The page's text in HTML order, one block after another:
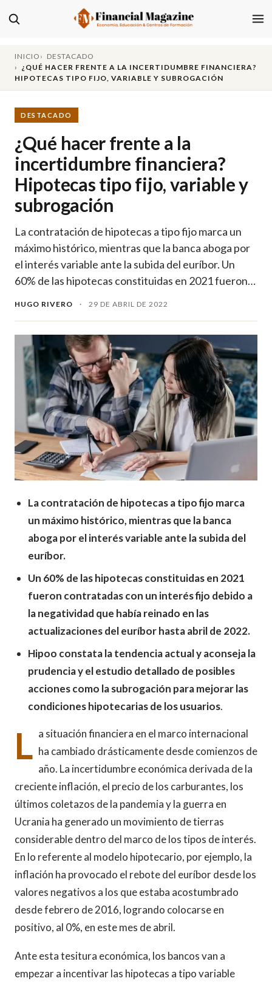
INICIO
DESTACADO
¿QUÉ HACER FRENTE A LA INCERTIDUMBRE FINANCIERA?
HIPOTECAS TIPO FIJO, VARIABLE Y SUBROGACIÓN
DESTACADO
¿Qué hacer frente a la
incertidumbre financiera?
Hipotecas tipo fijo, variable y
subrogación
La contratación de hipotecas a tipo fijo marca un
máximo histórico, mientras que la banca aboga por
el interés variable ante la subida del euríbor. Un
60% de las hipotecas constituidas en 2021 fueron…
HUGO RIVERO · 29 DE ABRIL DE 2022
La contratación de hipotecas a tipo fijo marca
un máximo histórico, mientras que la banca
aboga por el interés variable ante la subida del
euríbor.
Un 60% de las hipotecas constituidas en 2021
fueron contratadas con un interés fijo debido a
la negatividad que había reinado en las
actualizaciones del euríbor hasta abril de 2022.
Hipoo constata la tendencia actual y aconseja la
prudencia y el estudio detallado de posibles
acciones como la subrogación para mejorar las
condiciones hipotecarias de los usuarios​.
L a situación financiera en el marco internacional
ha cambiado drásticamente desde comienzos de
año. La incertidumbre económica derivada de la
creciente inflación, el precio de los carburantes, los
últimos coletazos de la pandemia y la guerra en
Ucrania ha generado un movimiento de tierras
considerable dentro del marco de los tipos de interés.
En lo referente al modelo hipotecario, por ejemplo, la
inflación ha provocado el rebote del euríbor desde los
valores negativos a los que estaba acostumbrado
desde febrero de 2016, logrando colocarse en
positivo, al 0%, en este mes de abril.
Ante esta tesitura económica, los bancos van a
empezar a incentivar las hipotecas a tipo variable